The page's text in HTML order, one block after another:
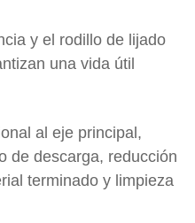
y el rodillo de lijado
una vida útil
al eje principal,
de descarga, reducción
terminado y limpieza